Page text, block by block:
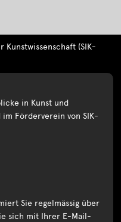
(SIK-
in Kunst und
Förderverein von SIK-
Sie regelmässig über
sich mit Ihrer E-Mail-